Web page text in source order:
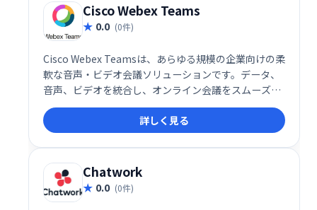
Cisco Webex Teams
0.0 (0件)
Cisco Webex Teamsは、あらゆる規模の企業向けの柔
軟な音声・ビデオ会議ソリューションです。データ、
音声、ビデオを統合し、オンライン会議をスムーズに
実施できます。リアルタイムでの共同作業を可能に
し、生産性向上に貢献します。様々なプランが用意さ
れており、企業規模やニーズに合わせた選択が可能で
す。
詳しく見る
Chatwork
0.0 (0件)